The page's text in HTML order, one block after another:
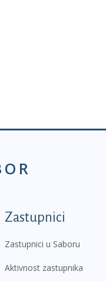
Zastupnici
Zastupnici u Saboru
Aktivnost zastupnika